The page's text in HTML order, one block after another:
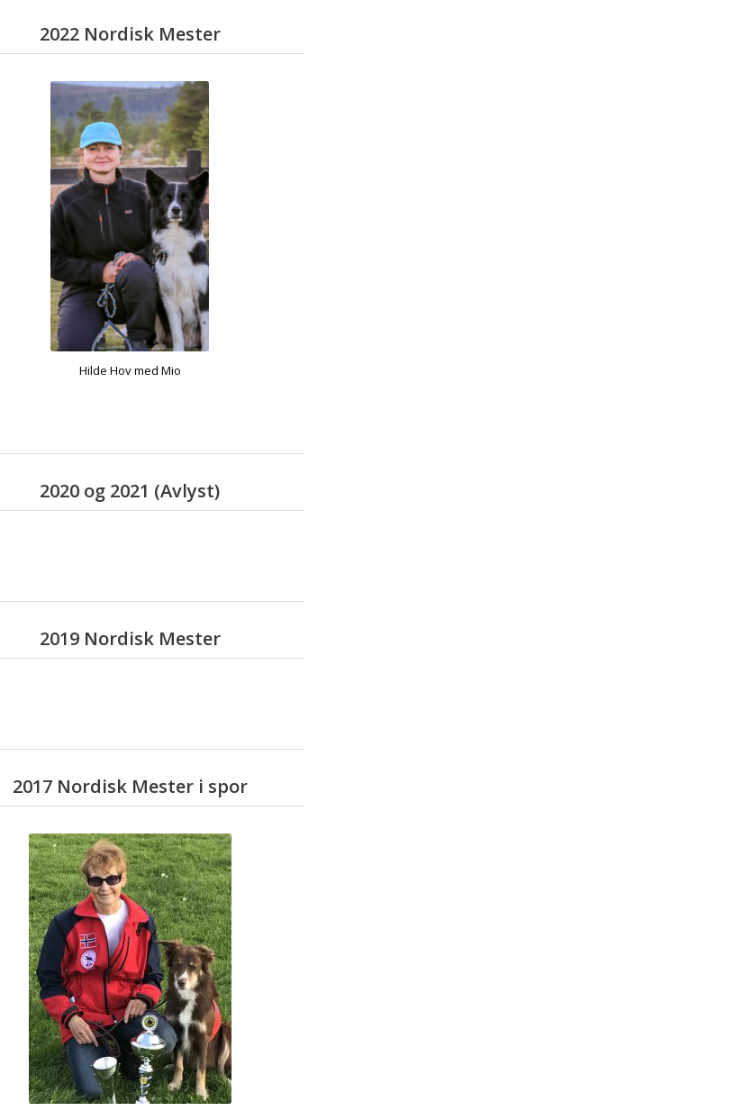
2022 Nordisk Mester
Hilde Hov med Mio
2020 og 2021 (Avlyst)
2019 Nordisk Mester
2017 Nordisk Mester i spor